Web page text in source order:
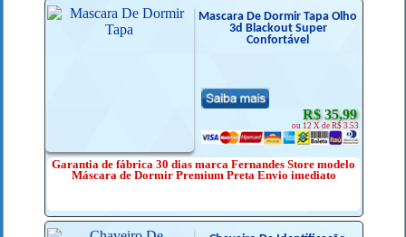
Mascara De Dormir Tapa Olho
3d Blackout Super
Confortável
R$ 35,99
ou 12 X de R$ 3.53
Garantia de fábrica 30 dias marca Fernandes Store modelo
Máscara de Dormir Premium Preta Envio imediato